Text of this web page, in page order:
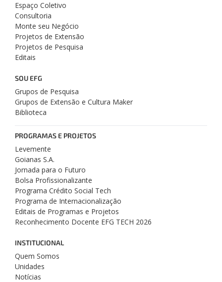
Espaço Coletivo
Consultoria
Monte seu Negócio
Projetos de Extensão
Projetos de Pesquisa
Editais
SOU EFG
Grupos de Pesquisa
Grupos de Extensão e Cultura Maker
Biblioteca
PROGRAMAS E PROJETOS
Levemente
Goianas S.A.
Jornada para o Futuro
Bolsa Profissionalizante
Programa Crédito Social Tech
Programa de Internacionalização
Editais de Programas e Projetos
Reconhecimento Docente EFG TECH 2026
INSTITUCIONAL
Quem Somos
Unidades
Notícias